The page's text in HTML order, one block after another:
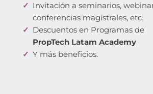
Invitación a seminarios,
conferencias magistrales, etc.
Descuentos en Programas de
PropTech Latam Academy
Y más beneficios.